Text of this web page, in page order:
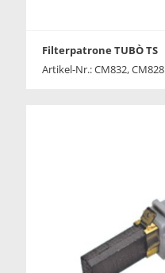
Filterpatrone TUBÒ TS
Artikel-Nr.: CM832, CM828